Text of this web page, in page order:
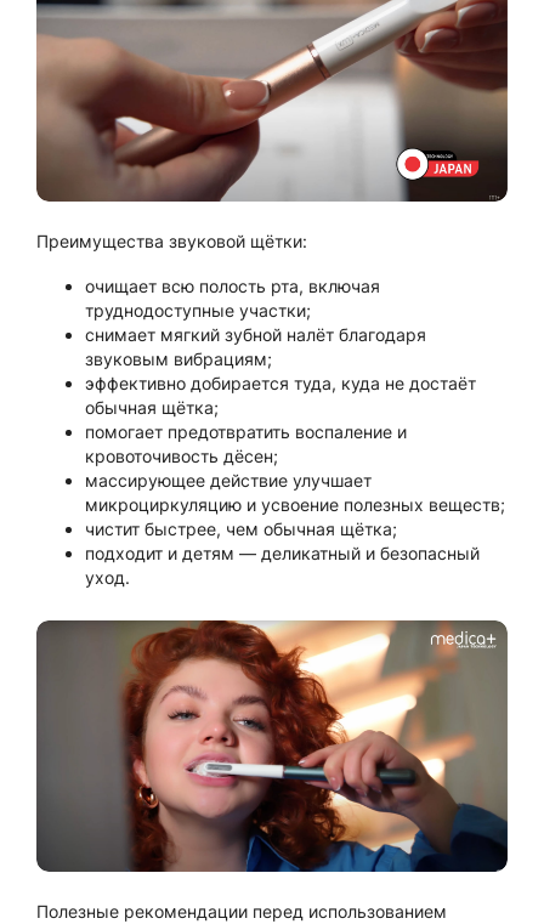
Преимущества звуковой щётки:
очищает всю полость рта, включая
труднодоступные участки;
снимает мягкий зубной налёт благодаря
звуковым вибрациям;
эффективно добирается туда, куда не достаёт
обычная щётка;
помогает предотвратить воспаление и
кровоточивость дёсен;
массирующее действие улучшает
микроциркуляцию и усвоение полезных веществ;
чистит быстрее, чем обычная щётка;
подходит и детям — деликатный и безопасный
уход.
Полезные рекомендации перед использованием